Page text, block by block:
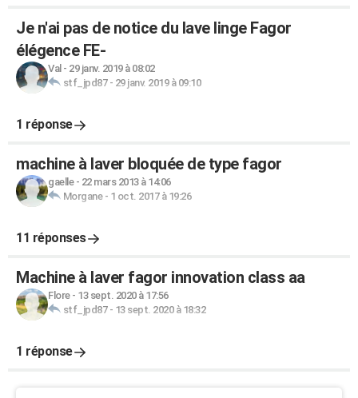
Je n'ai pas de notice du lave linge Fagor
élégence FE-
Val - 29 janv. 2019 à 08:02
stf_jpd87- 29 janv. 2019 à 09:10
1 réponse
machine à laver bloquée de type fagor
gaelle- 22 mars 2013 à 14:06
Morgane- 1 oct. 2017 à 19:26
11 réponses
Machine à laver fagor innovation class aa
Flore- 13 sept. 2020 à 17:56
stf_jpd87- 13 sept. 2020 à 18:32
1 réponse